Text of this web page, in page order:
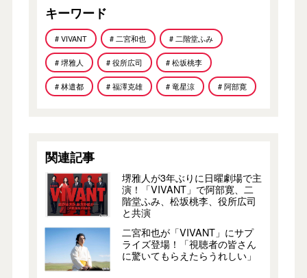
キーワード
# VIVANT # 二宮和也 # 二階堂ふみ
# 堺雅人 # 役所広司 # 松坂桃李
# 林遣都 # 福澤克雄 # 竜星涼 # 阿部寛
関連記事
堺雅人が3年ぶりに日曜劇場で主
演！「VIVANT」で阿部寛、二
階堂ふみ、松坂桃李、役所広司
と共演
二宮和也が「VIVANT」にサプ
ライズ登場！「視聴者の皆さん
に驚いてもらえたらうれしい」